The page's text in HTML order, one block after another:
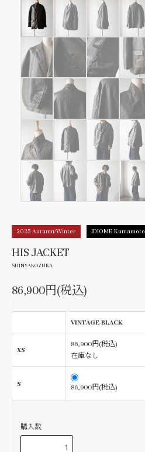
2025 Autumn/Winter IDIOME Kumamoto
HIS JACKET
SHINYAKOZUKA
86,900円(税込)
VINTAGE BLACK
XS
86,900円(税込)
在庫なし
S 86,900円(税込)
購入数